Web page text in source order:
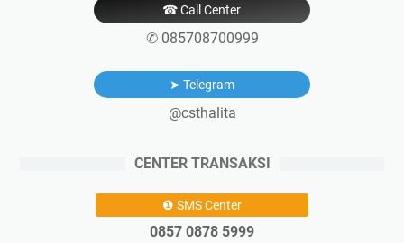
☎ Call Center
✆ 085708700999
➤ Telegram
@csthalita
CENTER TRANSAKSI
❶ SMS Center
0857 0878 5999